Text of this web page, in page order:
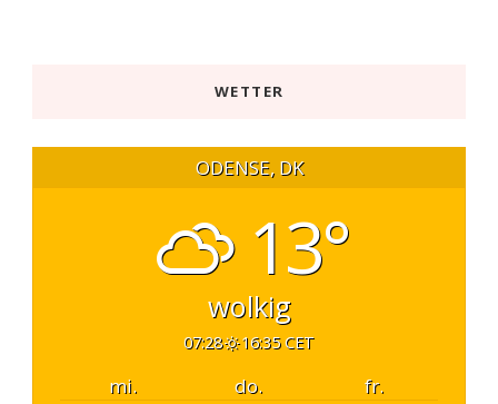
WETTER
ODENSE, DK
13°
wolkig
07:28 16:35 CET
mi. do.
fr.